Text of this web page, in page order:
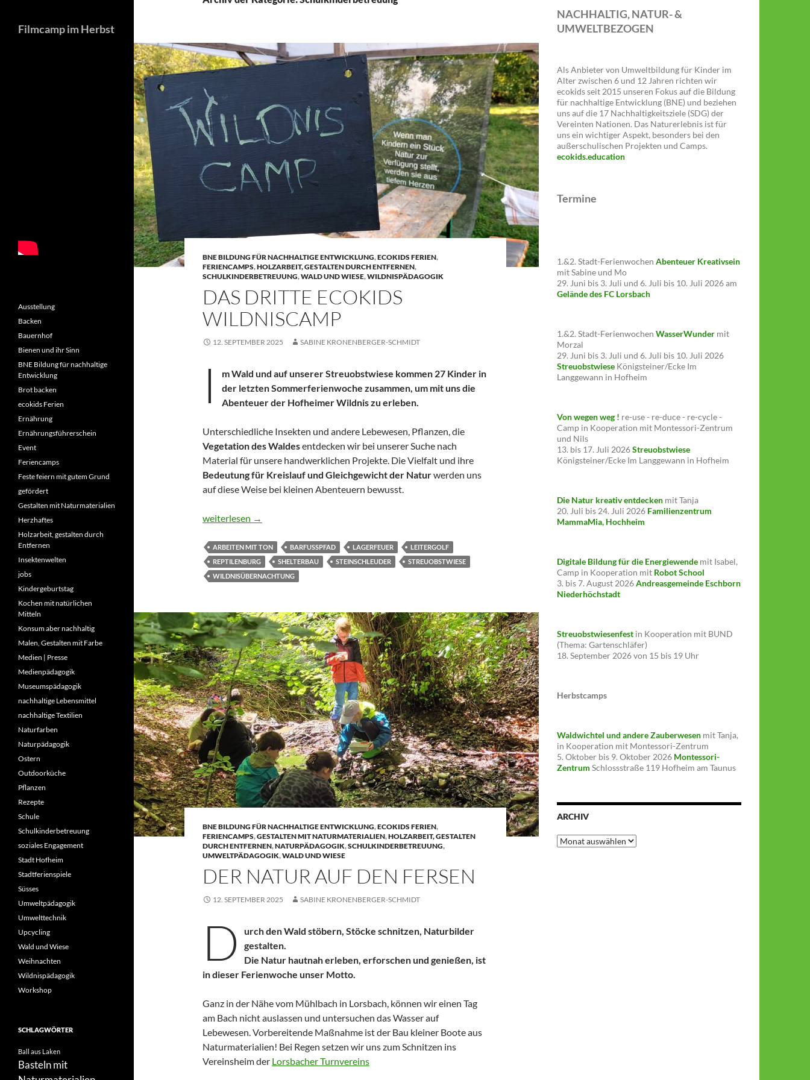
BNE BILDUNG FÜR NACHHALTIGE ENTWICKLUNG,ECOKIDS FERIEN,
FERIENCAMPS,HOLZARBEIT, GESTALTEN DURCH ENTFERNEN,
SCHULKINDERBETREUUNG,WALD UND WIESE,WILDNISPÄDAGOGIK
DAS DRITTE ECOKIDS
WILDNISCAMP
12. SEPTEMBER 2025 SABINE KRONENBERGER-SCHMIDT
I
m Wald und auf unserer Streuobstwiese kommen 27 Kinder in
der letzten Sommerferienwoche zusammen, um mit uns die
Abenteuer der Hofheimer Wildnis zu erleben.
Unterschiedliche Insekten und andere Lebewesen, Pflanzen, die
Vegetation des Waldesentdecken wir bei unserer Suche nach
Material für unsere handwerklichen Projekte. Die Vielfalt und ihre
Bedeutung für Kreislauf und Gleichgewicht der Naturwerden uns
auf diese Weise bei kleinen Abenteuern bewusst.
Das dritte ecokids Wildniscamp
weiterlesen →
ARBEITEN MIT TON BARFUSSPFAD LAGERFEUER
LEITERGOLF
REPTILENBURG
SHELTERBAU STEINSCHLEUDER
STREUOBSTWIESE
WILDNISÜBERNACHTUNG
BNE BILDUNG FÜR NACHHALTIGE ENTWICKLUNG,ECOKIDS FERIEN,
FERIENCAMPS,GESTALTEN MIT NATURMATERIALIEN,HOLZARBEIT, GESTALTEN
DURCH ENTFERNEN,NATURPÄDAGOGIK,SCHULKINDERBETREUUNG,
UMWELTPÄDAGOGIK,WALD UND WIESE
DER NATUR AUF DEN FERSEN
12. SEPTEMBER 2025 SABINE KRONENBERGER-SCHMIDT
D
urch den Wald stöbern, Stöcke schnitzen, Naturbilder
gestalten.
Die Natur hautnah erleben, erforschen und genießen, ist
in dieser Ferienwoche unser Motto.
Ganz in der Nähe vom Mühlbach in Lorsbach, können wir einen Tag
am Bach nicht auslassen und untersuchen das Wasser auf
Lebewesen. Vorbereitende Maßnahme ist der Bau kleiner Boote aus
Naturmaterialien! Bei Regen setzen wir uns zum Schnitzen ins
Vereinsheim der Lorsbacher Turnvereins
NACHHALTIG, NATUR- &
UMWELTBEZOGEN
Als Anbieter von Umweltbildung für Kinder im
Alter zwischen 6 und 12 Jahren richten wir
ecokids seit 2015 unseren Fokus auf die Bildung
für nachhaltige Entwicklung (BNE) und beziehen
uns auf die 17 Nachhaltigkeitsziele (SDG) der
Vereinten Nationen. Das Naturerlebnis ist für
uns ein wichtiger Aspekt, besonders bei den
außerschulischen Projekten und Camps.
ecokids.education
Termine
1.&2. Stadt-Ferienwochen Abenteuer Kreativsein
mit Sabine und Mo
29. Juni bis 3. Juli und 6. Juli bis 10. Juli 2026 am
Gelände des FC Lorsbach
1.&2. Stadt-Ferienwochen WasserWunder mit
Morzal
29. Juni bis 3. Juli und 6. Juli bis 10. Juli 2026
Streuobstwiese Königsteiner/Ecke Im
Langgewann in Hofheim
Von wegen weg ! re-use - re-duce - re-cycle -
Camp in Kooperation mit Montessori-Zentrum
und Nils
13. bis 17. Juli 2026Streuobstwiese
Königsteiner/Ecke Im Langgewann in Hofheim
Die Natur kreativ entdecken mit Tanja
20. Juli bis 24. Juli 2026 Familienzentrum
MammaMia, Hochheim
Digitale Bildung für die Energiewende mit Isabel,
Camp in Kooperation mit Robot School
3. bis 7. August 2026Andreasgemeinde Eschborn
Niederhöchstadt
Streuobstwiesenfest in Kooperation mit BUND
(Thema: Gartenschläfer)
18. September 2026 von 15 bis 19 Uhr
Herbstcamps
Waldwichtel und andere Zauberwesen mit Tanja,
in Kooperation mit Montessori-Zentrum
5. Oktober bis 9. Oktober 2026 Montessori-
Zentrum Schlossstraße 119 Hofheim am Taunus
ARCHIV
Archiv
Filmcamp im Herbst
Ausstellung
Backen
Bauernhof
Bienen und ihr Sinn
BNE Bildung für nachhaltige
Entwicklung
Brot backen
ecokids Ferien
Ernährung
Ernährungsführerschein
Event
Feriencamps
Feste feiern mit gutem Grund
gefördert
Gestalten mit Naturmaterialien
Herzhaftes
Holzarbeit, gestalten durch
Entfernen
Insektenwelten
jobs
Kindergeburtstag
Kochen mit natürlichen
Mitteln
Konsum aber nachhaltig
Malen, Gestalten mit Farbe
Medien | Presse
Medienpädagogik
Museumspädagogik
nachhaltige Lebensmittel
nachhaltige Textilien
Naturfarben
Naturpädagogik
Ostern
Outdoorküche
Pflanzen
Rezepte
Schule
Schulkinderbetreuung
soziales Engagement
Stadt Hofheim
Stadtferienspiele
Süsses
Umweltpädagogik
Umwelttechnik
Upcycling
Wald und Wiese
Weihnachten
Wildnispädagogik
Workshop
SCHLAGWÖRTER
Ball aus Laken
Basteln mit